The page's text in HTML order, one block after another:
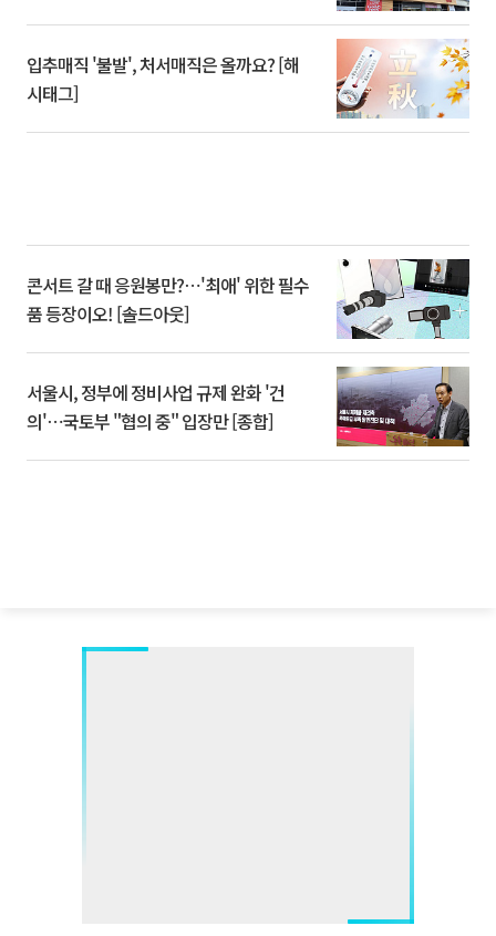
입추매직 '불발', 처서매직은 올까요? [해
시태그]
콘서트 갈 때 응원봉만?⋯'최애' 위한 필수
품 등장이오! [솔드아웃]
서울시, 정부에 정비사업 규제 완화 '건
의'⋯국토부 "협의 중" 입장만 [종합]